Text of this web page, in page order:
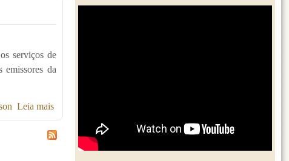
serviços de
da
Leia maissobre Emissor de NF-e gratuito